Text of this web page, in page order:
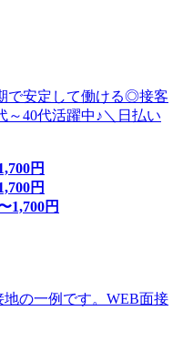
で安定して働ける◎接客
40代活躍中♪＼日払い
円
円
1,700円
の一例です。WEB面接